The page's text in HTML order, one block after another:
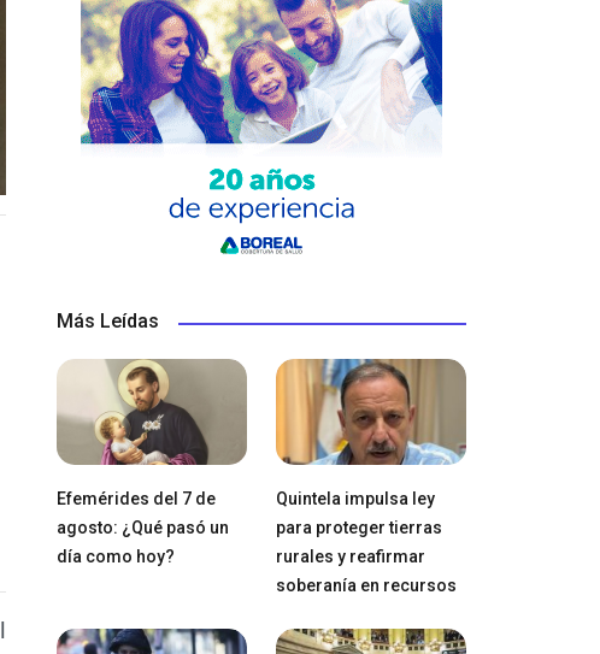
Más Leídas
Efemérides del 7 de
agosto: ¿Qué pasó un
día como hoy?
Quintela impulsa ley
para proteger tierras
rurales y reafirmar
soberanía en recursos